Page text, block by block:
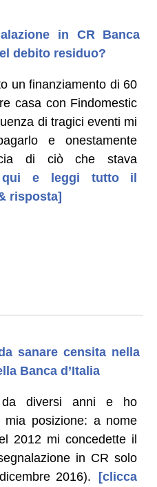
in CR Banca
debito residuo?
un finanziamento di 60
casa con Findomestic
di tragici eventi mi
e onestamente
di ciò che stava
e leggi tutto il
risposta]
sanare censita nella
Banca d’Italia
diversi anni e ho
posizione: a nome
2012 mi concedette il
in CR solo
2016).
[clicca